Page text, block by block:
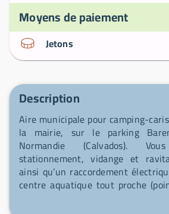
Moyens de paiement
Jetons
Description
Aire municipale pour camping-
la mairie, sur le parking
Normandie (Calvados).
stationnement, vidange et
ainsi qu’un raccordement
centre aquatique tout proche
l’accès aux services).